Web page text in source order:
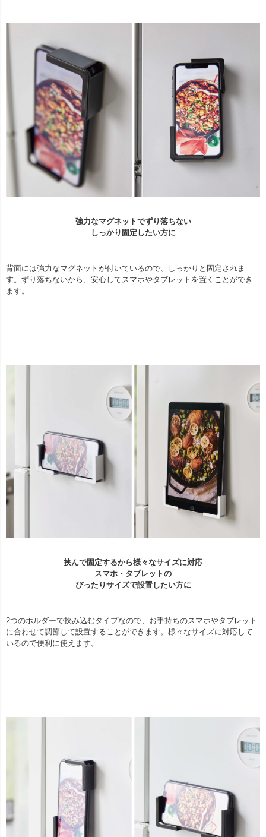
強力なマグネットでずり落ちない
しっかり固定したい方に
背面には強力なマグネットが付いているので、しっかりと固定されま
す。ずり落ちないから、安心してスマホやタブレットを置くことができ
ます。
挟んで固定するから様々なサイズに対応
スマホ・タブレットの
ぴったりサイズで設置したい方に
2つのホルダーで挟み込むタイプなので、お手持ちのスマホやタブレット
に合わせて調節して設置することができます。様々なサイズに対応して
いるので便利に使えます。